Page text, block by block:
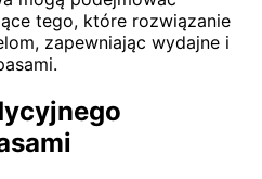
tego, które rozwiązanie
zapewniając wydajne i